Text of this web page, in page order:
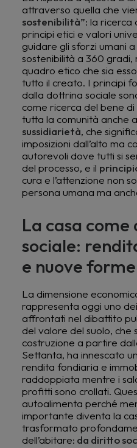
attraverso quella che
sostenibilità”: la ricerca
principi etici e valori
guidare gli sforzi umani
sostenibilità a 360 gradi,
quadro etico che sia
tutto il creato. I principi
dalla dottrina sociale
come ricerca del bene
tutta la comunità anche
sussidiarietà, che
imposizioni dall’alto ma
autorevoli dove tutti si
del processo, e il
cura e l’attenzione non
persona umana ma
La casa come
sociale:
e nuove
La dimensione
rappresenta oggi uno
affrontati nel dibattito
del valore del suolo, che
costruzione a partire
Settanta, ha innescato
rendita fondiaria e
raddoppiata mentre i
profitti sono crollati.
autoalimenta perché
importante diventa la
trasformato
dell’abitare: da diritto